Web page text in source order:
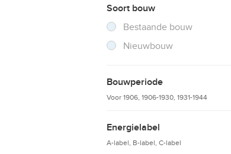
Soort bouw
Filter verwijderen
Bestaande bouwResultaten
NieuwbouwResultaten
Bouwperiode
Voor 1906, 1906-1930, 1931-1944
Energielabel
A-label, B-label, C-label